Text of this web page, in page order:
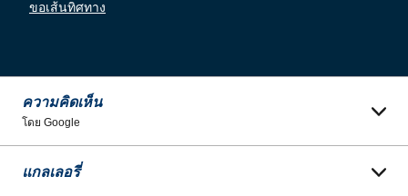
ขอเส้นทิศทาง
ความคิดเห็น
โดย Google
แกลเลอรี่